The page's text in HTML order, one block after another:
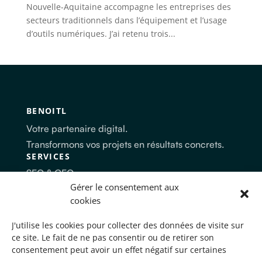
Gérer le consentement aux
cookies
J'utilise les cookies pour collecter des données de visite sur
ce site. Le fait de ne pas consentir ou de retirer son
consentement peut avoir un effet négatif sur certaines
Nouvelle-Aquitaine accompagne les entreprises des
secteurs traditionnels dans l’équipement et l’usage
d’outils numériques. J’ai retenu trois...
BENOITL
Votre partenaire digital.
Transformons vos projets en résultats concrets.
SERVICES
SEO & GEO
Création site internet
Stratégie digitale
ENTREPRISE
À Propos
Clients